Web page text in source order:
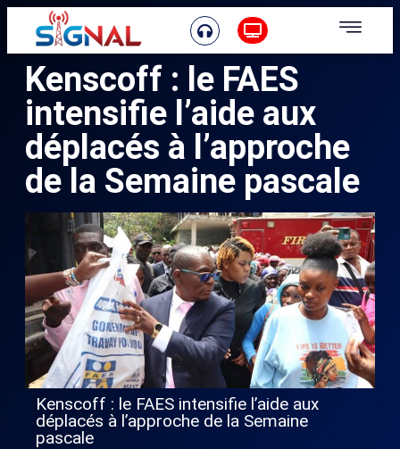
Kenscoff : le FAES
intensifie l’aide aux
déplacés à l’approche
de la Semaine pascale
Kenscoff : le FAES intensifie l’aide aux
déplacés à l’approche de la Semaine
pascale